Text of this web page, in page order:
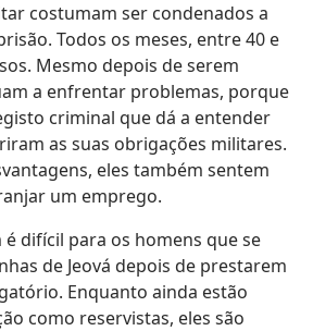
costumam ser condenados a
Todos os meses, entre 40 e
Mesmo depois de serem
a enfrentar problemas, porque
criminal que dá a entender
as suas obrigações militares.
eles também sentem
um emprego.
difícil para os homens que se
de Jeová depois de prestarem
Enquanto ainda estão
como reservistas, eles são